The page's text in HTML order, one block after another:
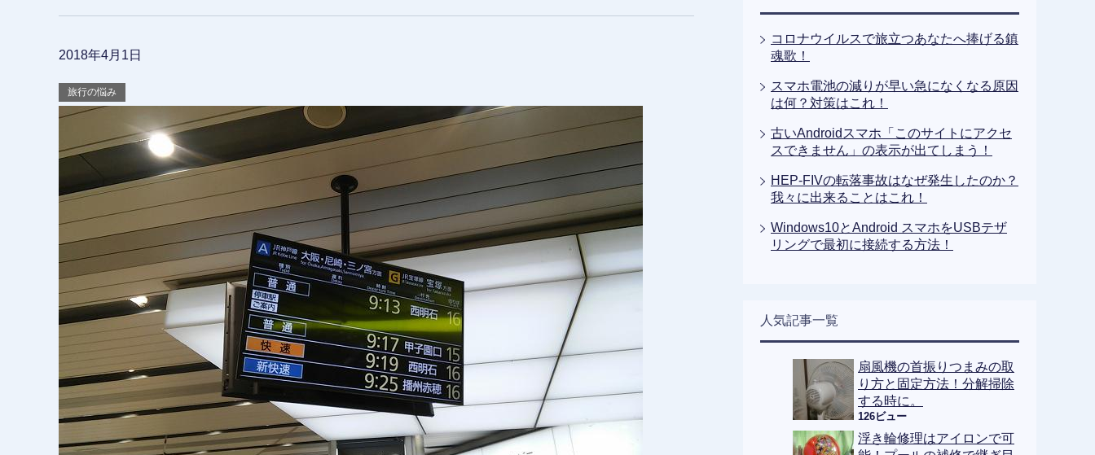
2018年4月1日
旅行の悩み
コロナウイルスで旅立つあなたへ捧げる鎮
魂歌！
スマホ電池の減りが早い急になくなる原因
は何？対策はこれ！
古いAndroidスマホ「このサイトにアクセ
スできません」の表示が出てしまう！
HEP-FIVの転落事故はなぜ発生したのか？
我々に出来ることはこれ！
Windows10とAndroid スマホをUSBテザ
リングで最初に接続する方法！
人気記事一覧
扇風機の首振りつまみの取
り方と固定方法！分解掃除
する時に。
126ビュー
浮き輪修理はアイロンで可